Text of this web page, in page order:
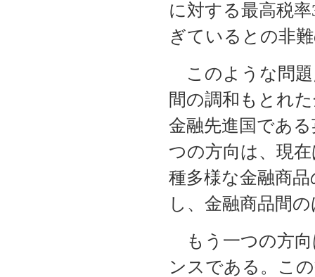
に対する最高税
ぎているとの非
このような問題
間の調和もとれ
金融先進国であ
つの方向は、現
種多様な金融商
し、金融商品間
もう一つの方向
ンスである。こ